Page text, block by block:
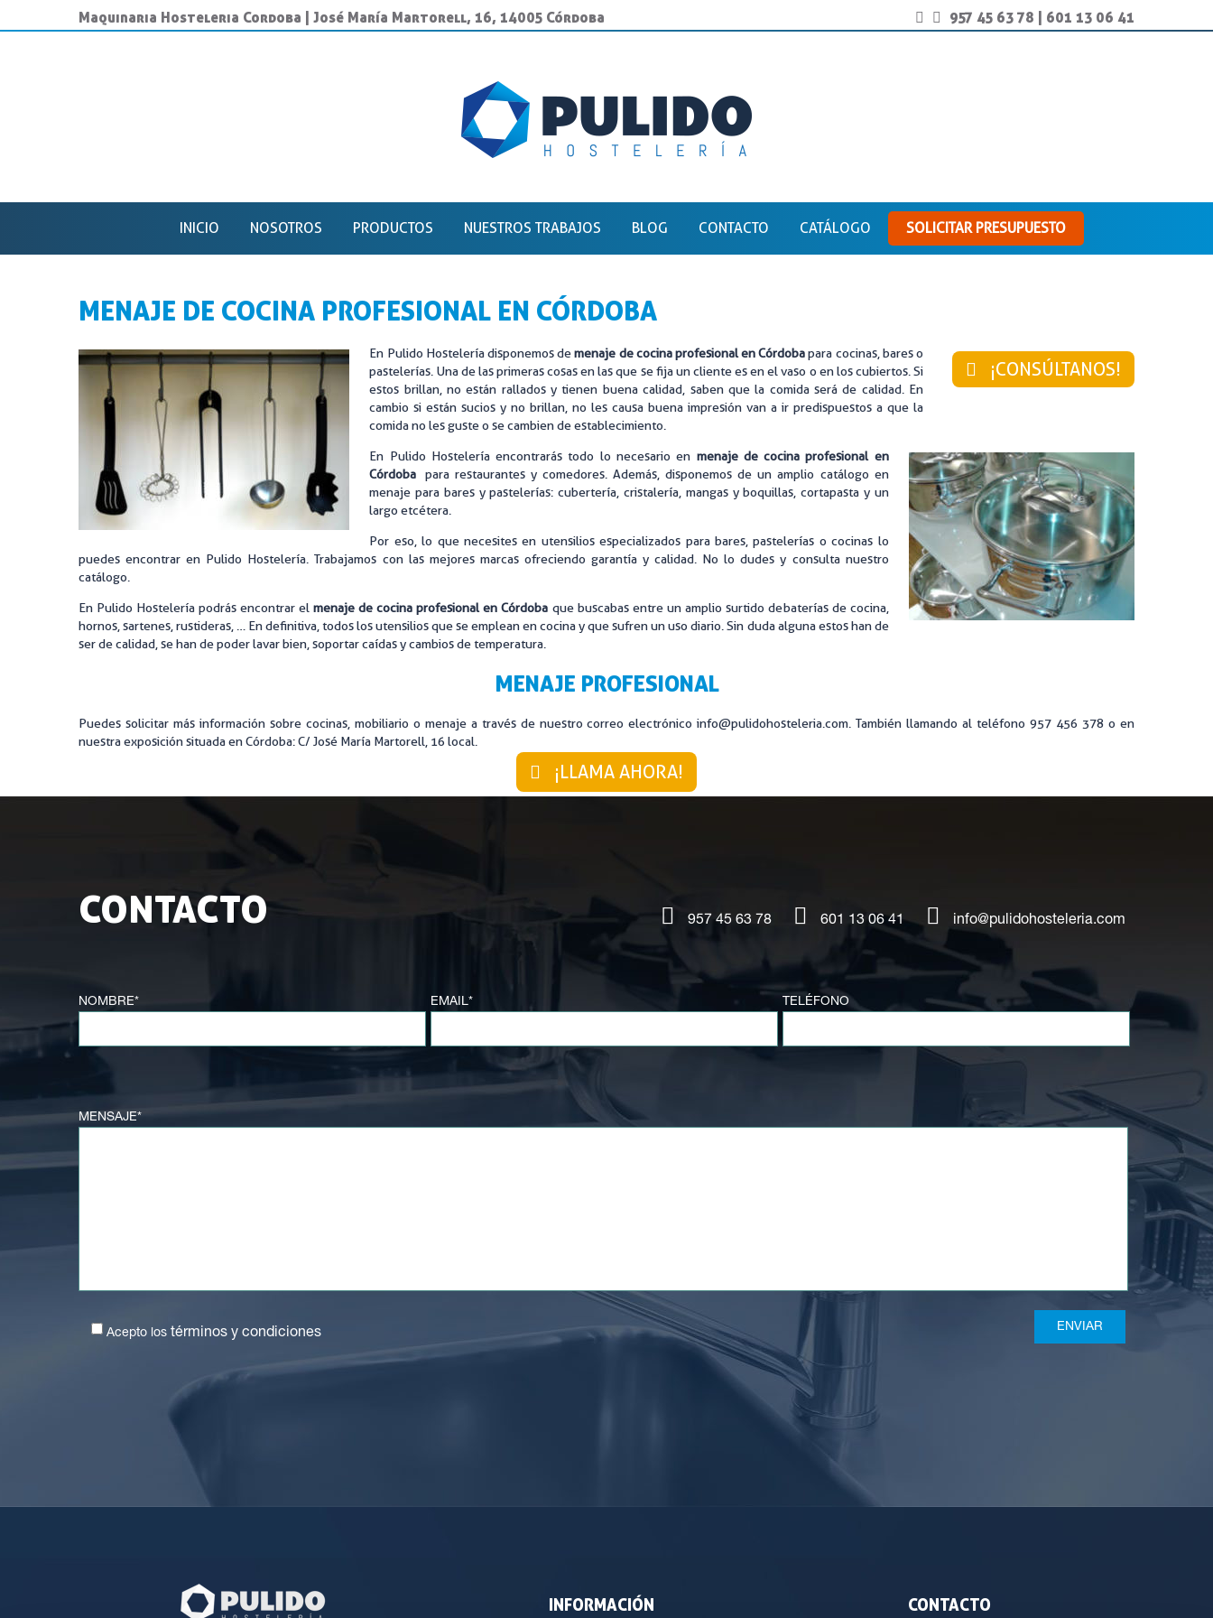
Maquinaria Hosteleria Cordoba | José María Martorell, 16, 14005 Córdoba 957 45 63 78 601 13 06 41
INICIO NOSOTROS PRODUCTOS
MAQUINARIA HOSTELERÍA
MAQUINARIA INDUSTRIAL
MAQUINARIA LIMPIEZA
MENAJE
MOBILIARIO INTERIOR Y EXTERIOR
NUESTROS TRABAJOS
ESCUELA DE HOSTELERÍA
FRÍO INDUSTRIAL
LAVANDERÍA INDUSTRIAL
MUEBLES DE ACERO A MEDIDA
ZONAS DE LAVADO
BLOG CONTACTO CATÁLOGO SOLICITAR PRESUPUESTO
MENAJE DE COCINA PROFESIONAL EN CÓRDOBA
¡CONSÚLTANOS!
En Pulido Hostelería disponemos demenaje de cocina profesional en Córdobapara cocinas, bares o
pastelerías. Una de las primeras cosas en las que se fija un cliente es en el vaso o en los cubiertos. Si
estos brillan, no están rallados y tienen buena calidad, saben que la comida será de calidad. En
cambio si están sucios y no brillan, no les causa buena impresión van a ir predispuestos a que la
comida no les guste o se cambien de establecimiento.
En Pulido Hostelería encontrarás todo lo necesario en menaje de cocina profesional en
Córdoba
para restaurantes y comedores. Además, disponemos de un amplio catálogo en
menaje para bares y pastelerías: cubertería, cristalería, mangas y boquillas, cortapasta y un
largo etcétera.
Por eso, lo que necesites en utensilios especializados para bares, pastelerías o cocinas lo
puedes encontrar en Pulido Hostelería. Trabajamos con las mejores marcas ofreciendo garantía y calidad. No lo dudes y consulta nuestro
catálogo.
En Pulido Hostelería podrás encontrar el menaje de cocina profesional en Córdobaque buscabas entre un amplio surtido de baterías de cocina,
hornos, sartenes, rustideras, … En definitiva, todos los utensilios que se emplean en cocina y que sufren un uso diario. Sin duda alguna estos han de
ser de calidad, se han de poder lavar bien, soportar caídas y cambios de temperatura.
MENAJE PROFESIONAL
Puedes solicitar más información sobre cocinas, mobiliario o menaje a través de nuestro correo electrónico info@pulidohosteleria.com. También llamando al teléfono 957 456 378 o en
nuestra exposición situada en Córdoba: C/ José María Martorell, 16 local.
¡LLAMA AHORA!
CONTACTO 957 45 63 78 601 13 06 41 info@pulidohosteleria.com
NOMBRE* EMAIL* TELÉFONO
MENSAJE*
Acepto los términos y condiciones
INFORMACIÓN CONTACTO